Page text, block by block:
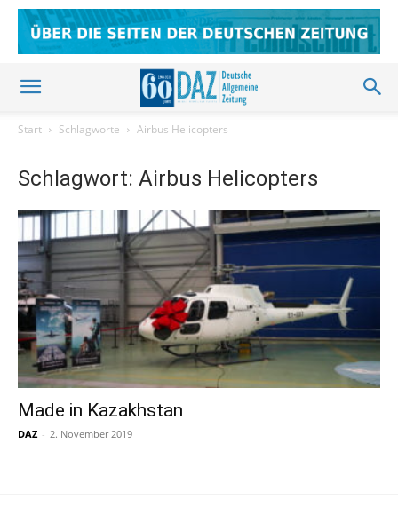
Start Schlagworte Airbus Helicopters
Schlagwort: Airbus Helicopters
Made in Kazakhstan
DAZ - 2. November 2019